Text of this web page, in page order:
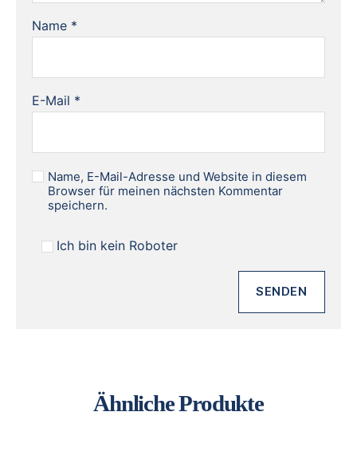
Name *
E-Mail *
Name, E-Mail-Adresse und Website in diesem
Browser für meinen nächsten Kommentar
speichern.
Ich bin kein Roboter
Ähnliche Produkte